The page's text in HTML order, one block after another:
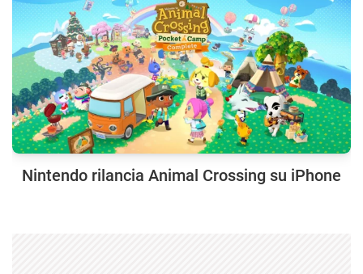
Nintendo rilancia Animal Crossing su iPhone